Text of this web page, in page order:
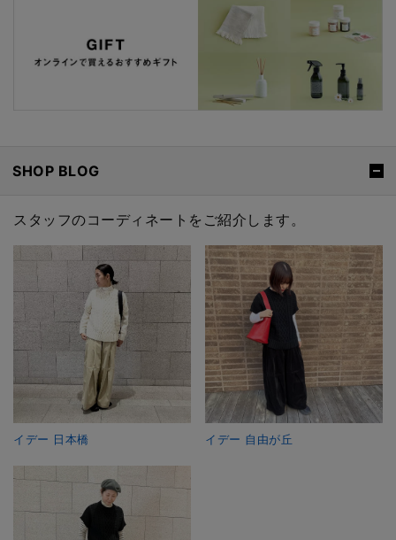
SHOP BLOG
スタッフのコーディネートをご紹介します。
イデー 日本橋 イデー 自由が丘